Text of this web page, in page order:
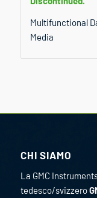
Multifunctional
Media
CHI SIAMO
La GMC
tedesco/svizzero